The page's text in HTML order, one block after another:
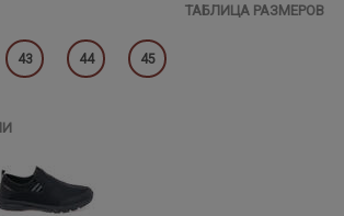
ТАБЛИЦА РАЗМЕРОВ
43 44 45